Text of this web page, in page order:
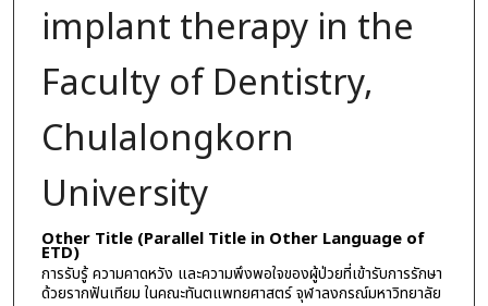
implant therapy in the
Faculty of Dentistry,
Chulalongkorn
University
Other Title (Parallel Title in Other Language of
ETD)
การรับรู้ ความคาดหวัง และความพึงพอใจของผู้ป่วยที่เข้ารับการรักษา
ด้วยรากฟันเทียม ในคณะทันตแพทยศาสตร์ จุฬาลงกรณ์มหาวิทยาลัย